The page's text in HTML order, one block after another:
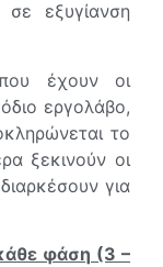
εξυγίανση
έχουν οι
εργολάβο,
το
ξεκινούν οι
για
φάση (3 –